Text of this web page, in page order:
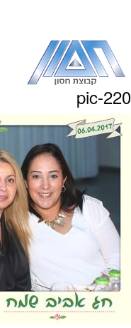
העמוד
pic-220